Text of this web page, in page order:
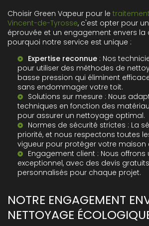
Choisir Green Vapeur pour le
Vincent-de-Tyrosse, c'est opter pour
éprouvée et un engagement envers la
pourquoi notre service est unique :
Expertise reconnue : Nos
pour utiliser des méthodes de
basse pression qui éliminent
sans endommager votre toit.
Solutions sur mesure : Nous
techniques en fonction des
pour assurer un nettoyage optimal.
Normes de sécurité strictes : La
priorité, et nous respectons toutes
vigueur pour protéger votre maison
Engagement client : Nous offrons
exceptionnel, avec des devis
personnalisés pour chaque projet.
NOTRE ENGAGEMENT
NETTOYAGE